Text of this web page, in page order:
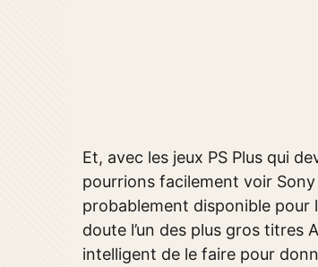
Et, avec les jeux PS Plus qui
pourrions facilement voir
probablement disponible pour
doute l’un des plus gros titres
intelligent de le faire pour